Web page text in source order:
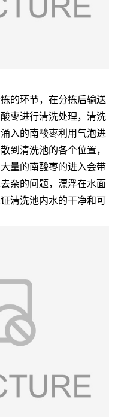
的环节，在分拣后输送
枣进行清洗处理，清洗
入的南酸枣利用气泡进
到清洗池的各个位置，
量的南酸枣的进入会带
杂的问题，漂浮在水面
清洗池内水的干净和可